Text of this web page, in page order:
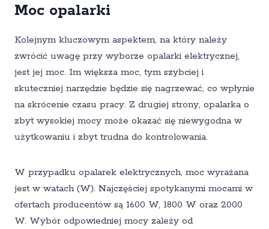
Moc opalarki
Kolejnym kluczowym aspektem, na który należy
zwrócić uwagę przy wyborze opalarki elektrycznej,
jest jej moc. Im większa moc, tym szybciej i
skuteczniej narzędzie będzie się nagrzewać, co wpłynie
na skrócenie czasu pracy. Z drugiej strony, opalarka o
zbyt wysokiej mocy może okazać się niewygodna w
użytkowaniu i zbyt trudna do kontrolowania.
W przypadku opalarek elektrycznych, moc wyrażana
jest w watach (W). Najczęściej spotykanymi mocami w
ofertach producentów są 1600 W, 1800 W oraz 2000
W. Wybór odpowiedniej mocy zależy od